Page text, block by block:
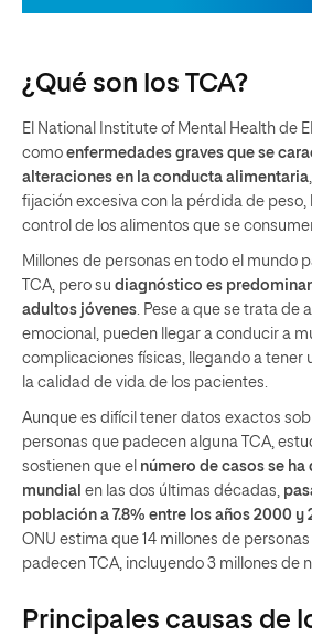
¿Qué son los TCA?
El National Institute of Mental Health de
como enfermedades graves que se
alteraciones en la conducta alimentaria
fijación excesiva con la pérdida de peso,
control de los alimentos que se
Millones de personas en todo el mundo
TCA, pero su diagnóstico es
adultos jóvenes . Pese a que se trata de
emocional, pueden llegar a conducir a
complicaciones físicas, llegando a tener
la calidad de vida de los pacientes.
Aunque es difícil tener datos exactos
personas que padecen alguna TCA,
sostienen que el número de casos se
mundial en las dos últimas décadas,
población a 7.8% entre los años 2000 y
ONU estima que 14 millones de personas
padecen TCA, incluyendo 3 millones de
Principales causas de